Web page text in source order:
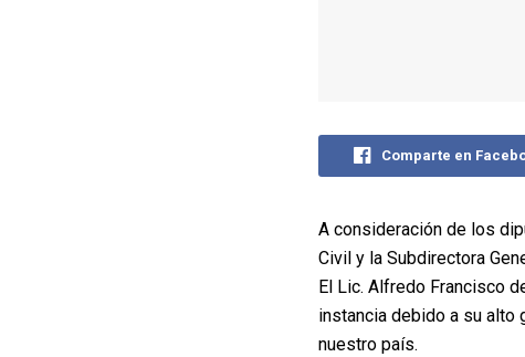
Comparte en
A consideración de los
Civil y la Subdirectora
El Lic. Alfredo Francisco
instancia debido a su
nuestro país.